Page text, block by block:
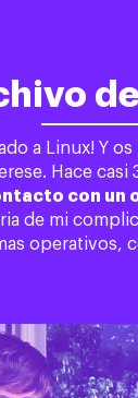
a Linux! Y
Hace casi
con un
de mi
operativos,